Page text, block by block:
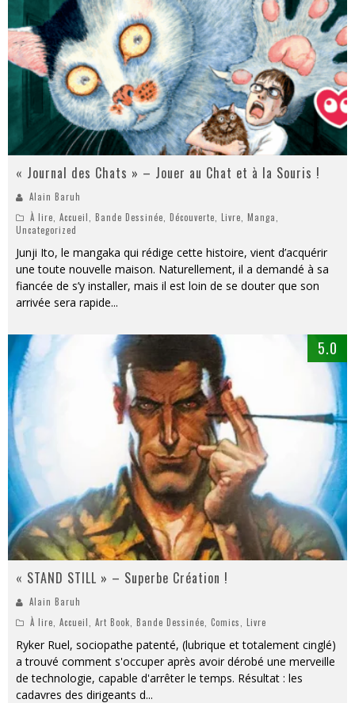
« Journal des Chats » – Jouer au Chat et à la Souris !
Alain Baruh
À lire Accueil Bande Dessinée Découverte Livre Manga
Uncategorized
Junji Ito, le mangaka qui rédige cette histoire, vient d’acquérir
une toute nouvelle maison. Naturellement, il a demandé à sa
fiancée de s’y installer, mais il est loin de se douter que son
arrivée sera rapide...
5.0
« STAND STILL » – Superbe Création !
Alain Baruh
À lire Accueil Art Book Bande Dessinée Comics Livre
Ryker Ruel, sociopathe patenté, (lubrique et totalement cinglé)
a trouvé comment s'occuper après avoir dérobé une merveille
de technologie, capable d'arrêter le temps. Résultat : les
cadavres des dirigeants d...